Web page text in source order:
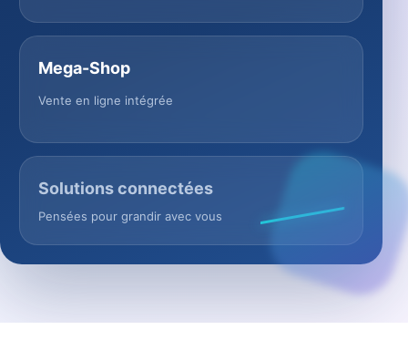
Mega-Shop
Vente en ligne intégrée
Solutions connectées
Pensées pour grandir avec vous